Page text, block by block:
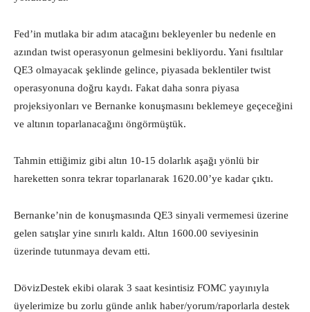
Fed’in mutlaka bir adım atacağını bekleyenler bu nedenle en
azından twist operasyonun gelmesini bekliyordu. Yani fısıltılar
QE3 olmayacak şeklinde gelince, piyasada beklentiler twist
operasyonuna doğru kaydı. Fakat daha sonra piyasa
projeksiyonları ve Bernanke konuşmasını beklemeye geçeceğini
ve altının toparlanacağını öngörmüştük.
Tahmin ettiğimiz gibi altın 10-15 dolarlık aşağı yönlü bir
hareketten sonra tekrar toparlanarak 1620.00’ye kadar çıktı.
Bernanke’nin de konuşmasında QE3 sinyali vermemesi üzerine
gelen satışlar yine sınırlı kaldı. Altın 1600.00 seviyesinin
üzerinde tutunmaya devam etti.
DövizDestek ekibi olarak 3 saat kesintisiz FOMC yayınıyla
üyelerimize bu zorlu günde anlık haber/yorum/raporlarla destek